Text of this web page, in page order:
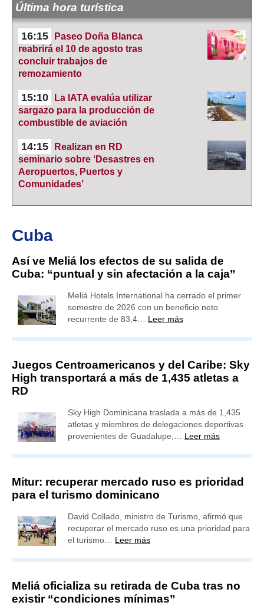
Última hora turística
16:15
Paseo Doña Blanca
reabrirá el 10 de agosto tras
concluir trabajos de
remozamiento
15:10
La IATA evalúa utilizar
sargazo para la producción de
combustible de aviación
14:15
Realizan en RD
seminario sobre ‘Desastres en
Aeropuertos, Puertos y
Comunidades’
Cuba
Así ve Meliá los efectos de su salida de
Cuba: “puntual y sin afectación a la caja”
Meliá Hotels International ha cerrado el primer
semestre de 2026 con un beneficio neto
recurrente de 83,4… Leer más
Juegos Centroamericanos y del Caribe: Sky
High transportará a más de 1,435 atletas a
RD
Sky High Dominicana traslada a más de 1,435
atletas y miembros de delegaciones deportivas
provenientes de Guadalupe,… Leer más
Mitur: recuperar mercado ruso es prioridad
para el turismo dominicano
David Collado, ministro de Turismo, afirmó que
recuperar el mercado ruso es una prioridad para
el turismo… Leer más
Meliá oficializa su retirada de Cuba tras no
existir “condiciones mínimas”